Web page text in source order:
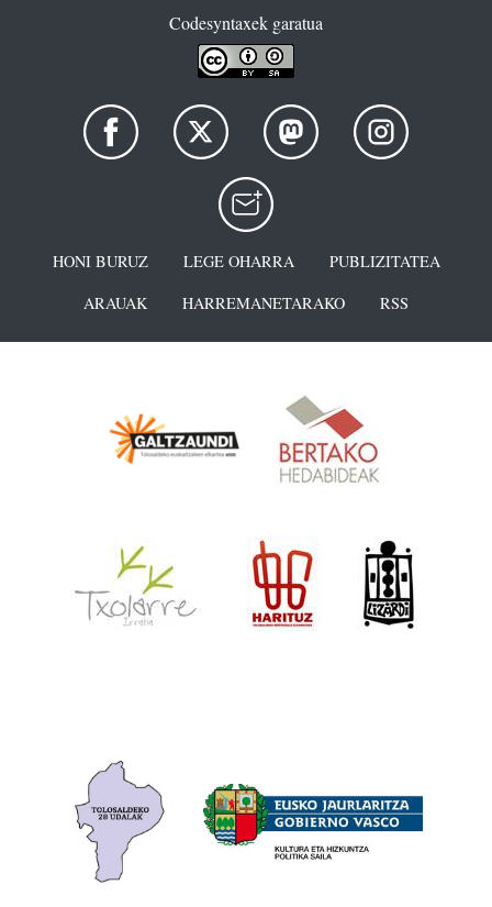
Codesyntaxek garatua
HONI BURUZ LEGE OHARRA
PUBLIZITATEA
ARAUAK
HARREMANETARAKO RSS